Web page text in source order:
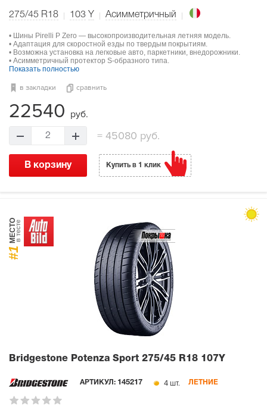
275/45 R18 103 Y Асимметричный
• Шины Pirelli P Zero — высокопроизводительная летняя модель.
• Адаптация для скоростной езды по твердым покрытиям.
• Возможна установка на легковые авто, паркетники, внедорожники.
• Асимметричный протектор S-образного типа.
Показать полностью
в закладки сравнить
22540 руб.
2 = 45080 руб.
В корзину Купить в 1 клик
#1
МЕСТОв тесте
Bridgestone Potenza Sport 275/45 R18 107Y
АРТИКУЛ: 145217 4 шт. ЛЕТНИЕ